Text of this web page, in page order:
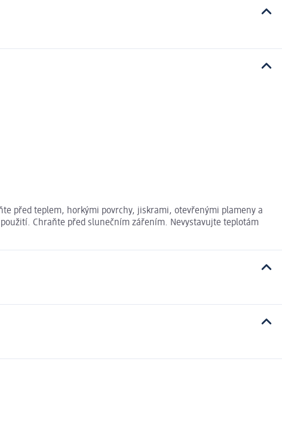
před teplem, horkými povrchy, jiskrami, otevřenými plameny a
Chraňte před slunečním zářením. Nevystavujte teplotám